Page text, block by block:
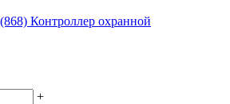
Контроллер охранной
+